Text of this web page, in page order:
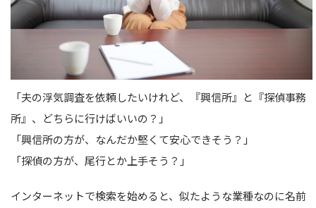
「夫の浮気調査を依頼したいけれど、『興信所』と『探偵事務
所』、どちらに行けばいいの？」
「興信所の方が、なんだか堅くて安心できそう？」
「探偵の方が、尾行とか上手そう？」
インターネットで検索を始めると、似たような業種なのに名前